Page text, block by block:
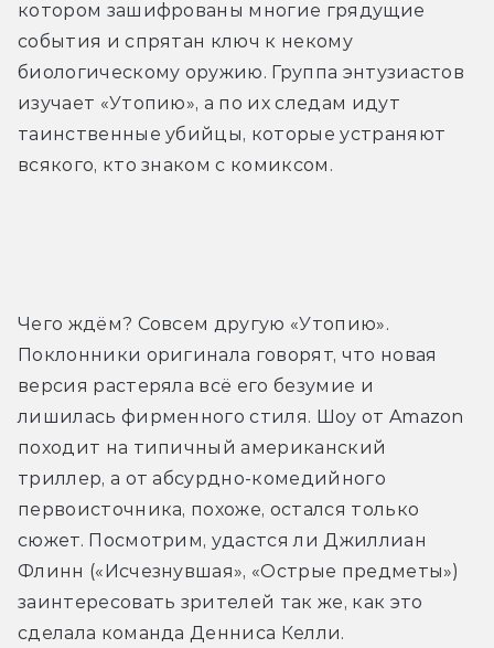
котором зашифрованы многие грядущие
события и спрятан ключ к некому
биологическому оружию. Группа энтузиастов
изучает «Утопию», а по их следам идут
таинственные убийцы, которые устраняют
всякого, кто знаком с комиксом.
Чего ждём? Совсем другую «Утопию».
Поклонники оригинала говорят, что новая
версия растеряла всё его безумие и
лишилась фирменного стиля. Шоу от Amazon
походит на типичный американский
триллер, а от абсурдно-комедийного
первоисточника, похоже, остался только
сюжет. Посмотрим, удастся ли Джиллиан
Флинн («Исчезнувшая», «Острые предметы»)
заинтересовать зрителей так же, как это
сделала команда Денниса Келли.